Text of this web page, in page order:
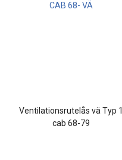
Ventilationsrutelås vä Typ 1
cab 68-79